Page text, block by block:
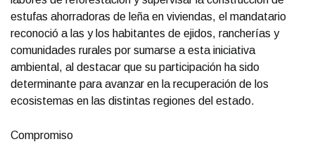
estufas ahorradoras de leña en viviendas, el mandatario
reconoció a las y los habitantes de ejidos, rancherías y
comunidades rurales por sumarse a esta iniciativa
ambiental, al destacar que su participación ha sido
determinante para avanzar en la recuperación de los
ecosistemas en las distintas regiones del estado.
Compromiso